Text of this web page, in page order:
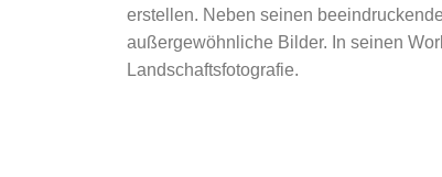
Waldfotografie im
Frühling
17. März 2026
erstellen. Neben seinen
außergewöhnliche Bilder. In seinen
Landschaftsfotografie.